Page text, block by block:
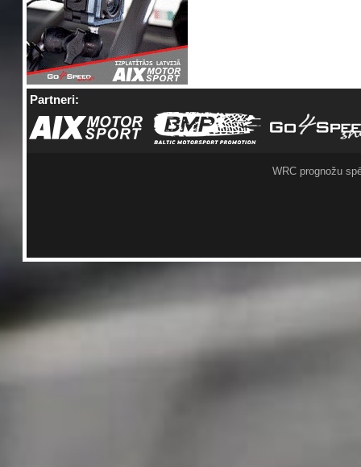
Partneri:
WRC prognožu